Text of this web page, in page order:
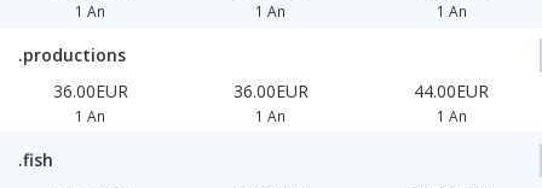
1 An 1 An 1 An
.productions
36.00EUR
1 An
36.00EUR
1 An
44.00EUR
1 An
.fish